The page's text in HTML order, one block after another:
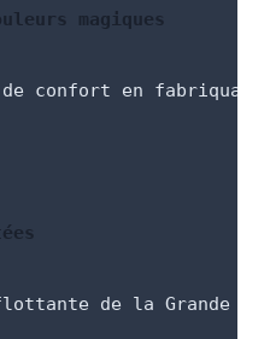
magiques
de confort en
flottante de la Grande